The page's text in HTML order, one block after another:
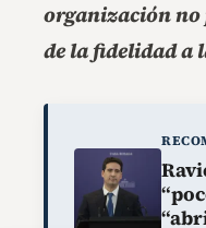
organización no
de la fidelidad a